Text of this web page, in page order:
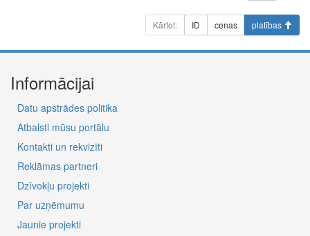
Kārtot: ID cenas platības
Informācijai
Datu apstrādes politika
Atbalsti mūsu portālu
Kontakti un rekvizīti
Reklāmas partneri
Dzīvokļu projekti
Par uzņēmumu
Jaunie projekti